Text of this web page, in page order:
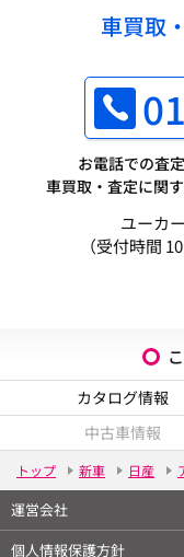
車買取
お電話での査
車買取・査定に関
ユーカ
（受付時間
カタログ情報
中古車情報
トップ 新車 日産
運営会社
個人情報保護方針